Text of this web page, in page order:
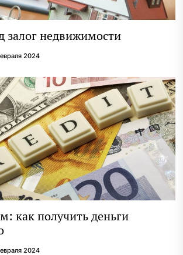
залог недвижимости
2024
как получить деньги
2024